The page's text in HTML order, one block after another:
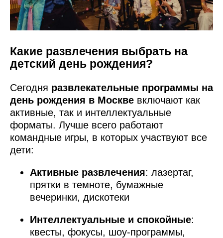
Какие развлечения выбрать на
детский день рождения?
Сегодня развлекательные программы на
день рождения в Москве включают как
активные, так и интеллектуальные
форматы. Лучше всего работают
командные игры, в которых участвуют все
дети:
Активные развлечения: лазертаг,
прятки в темноте, бумажные
вечеринки, дискотеки
Интеллектуальные и спокойные:
квесты, фокусы, шоу-программы,